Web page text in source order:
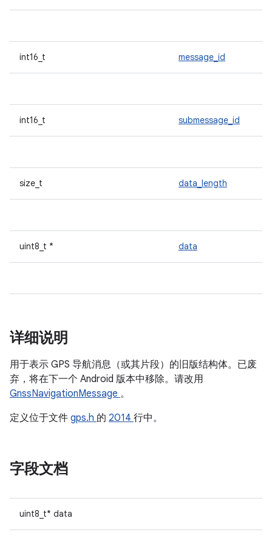
int16_t message_id
int16_t submessage_id
size_t data_length
uint8_t * data
详细说明
用于表示 GPS 导航消息（或其片段）的旧版结构体。已废
弃，将在下一个 Android 版本中移除。请改用
GnssNavigationMessage 。
定义位于文件 gps.h 的 2014 行中。
字段文档
uint8_t* data